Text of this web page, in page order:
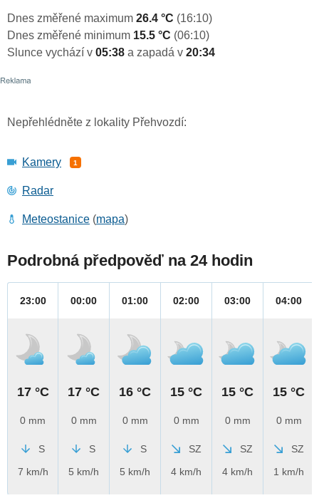
Dnes změřené maximum 26.4 °C (16:10)
Dnes změřené minimum 15.5 °C (06:10)
Slunce vychází v 05:38 a zapadá v 20:34
Nepřehlédněte z lokality Přehvozdí:
Kamery 1
Radar
Meteostanice (mapa)
Podrobná předpověď na 24 hodin
23:00
17 °C
0 mm
S
7 km/h
00:00
17 °C
0 mm
S
5 km/h
01:00
16 °C
0 mm
S
5 km/h
02:00
15 °C
0 mm
SZ
4 km/h
03:00
15 °C
0 mm
SZ
4 km/h
04:00
15 °C
0 mm
SZ
1 km/h